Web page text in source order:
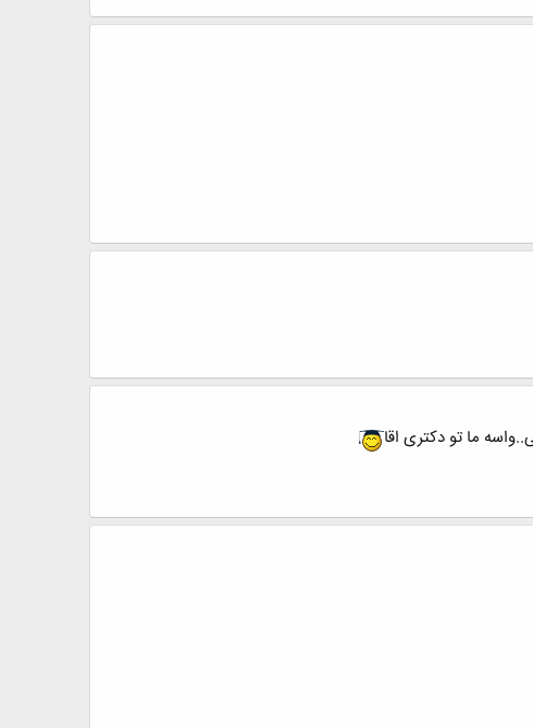
ما تو دکتری اقا